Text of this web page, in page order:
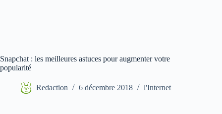
Snapchat : les meilleures astuces pour augmenter votre
popularité
Redaction 6 décembre 2018 l'Internet